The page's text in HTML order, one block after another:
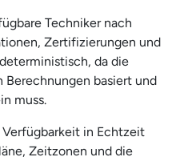
Techniker nach
Zertifizierungen und
da die
basiert und
muss.
in Echtzeit
Zeitzonen und die